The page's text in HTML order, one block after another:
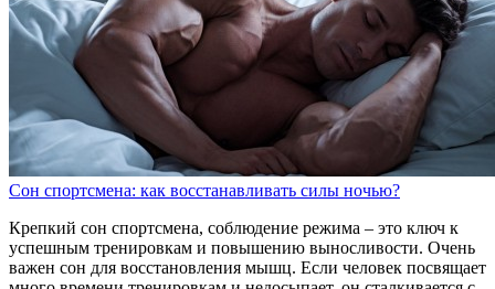
Сон спортсмена: как восстанавливать силы ночью?
Крепкий сон спортсмена, соблюдение режима – это ключ к
успешным тренировкам и повышению выносливости. Очень
важен сон для восстановления мышц. Если человек посвящает